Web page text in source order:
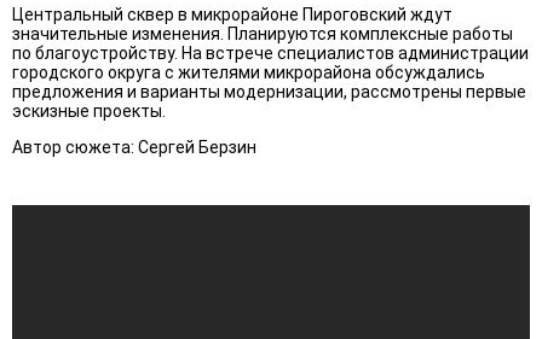
Центральный сквер в микрорайоне Пироговский ждут
значительные изменения. Планируются комплексные работы
по благоустройству. На встрече специалистов администрации
городского округа с жителями микрорайона обсуждались
предложения и варианты модернизации, рассмотрены первые
эскизные проекты.
Автор сюжета: Сергей Берзин